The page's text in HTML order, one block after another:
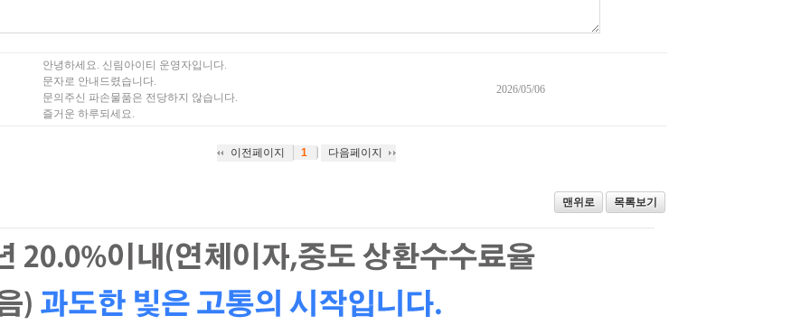
안녕하세요. 신림아이티 운영자입니다.
문자로 안내드렸습니다.
문의주신 파손물품은 전당하지 않습니다.
즐거운 하루되세요.
2026/05/06
이전페이지 1 다음페이지
맨위로 목록보기